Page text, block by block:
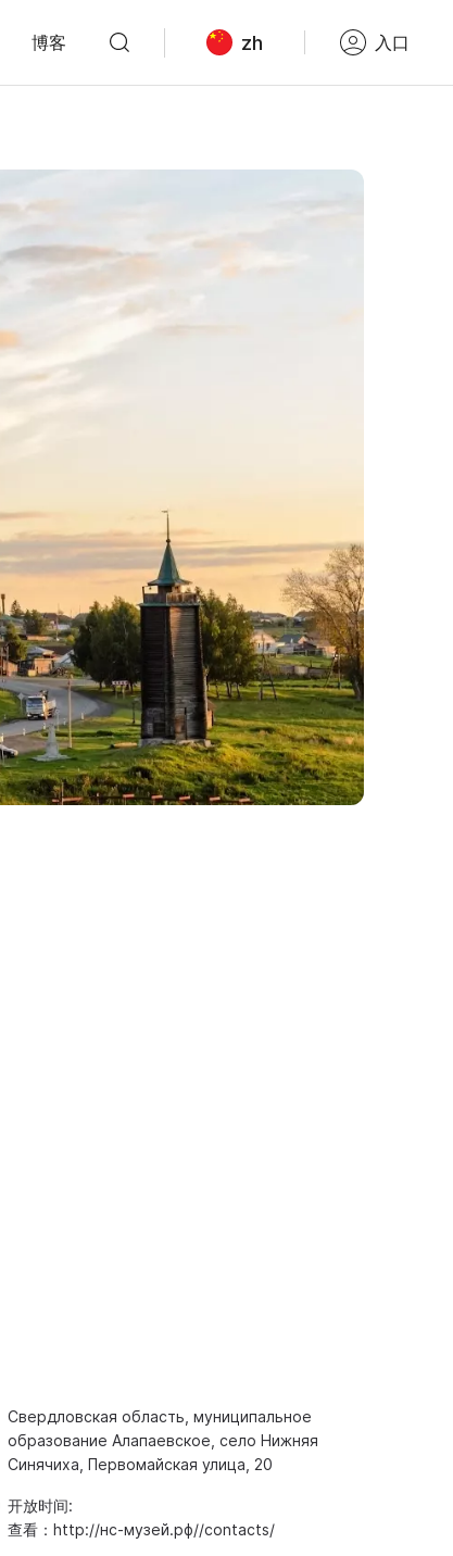
博客 zh 入口
Свердловская область, муниципальное
образование Алапаевское, село Нижняя
Синячиха, Первомайская улица, 20
开放时间:
查看：http://нс-музей.рф//contacts/